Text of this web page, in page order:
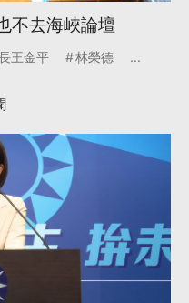
不去海峽論壇
王金平 林榮德 ...